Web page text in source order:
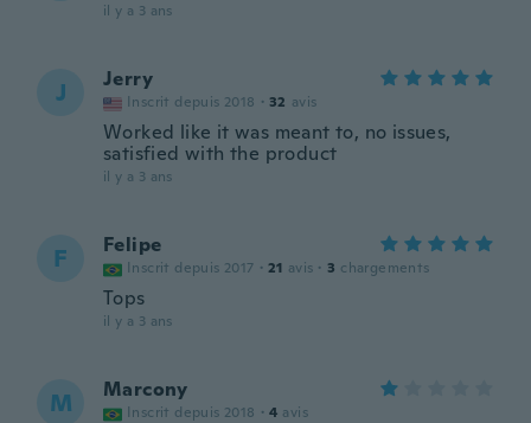
il y a 3 ans
J Jerry
Inscrit depuis 2018 · 32 avis
Worked like it was meant to, no issues,
satisfied with the product
il y a 3 ans
F Felipe
Inscrit depuis 2017 · 21 avis · 3 chargements
Tops
il y a 3 ans
M Marcony
Inscrit depuis 2018 · 4 avis